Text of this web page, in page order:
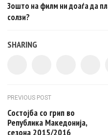
Зошто на филм ни доаѓа да
солзи?
SHARING
Post navigation
PREVIOUS POST
Состојба со грип во
Република Македонија,
сезона 2015/2016